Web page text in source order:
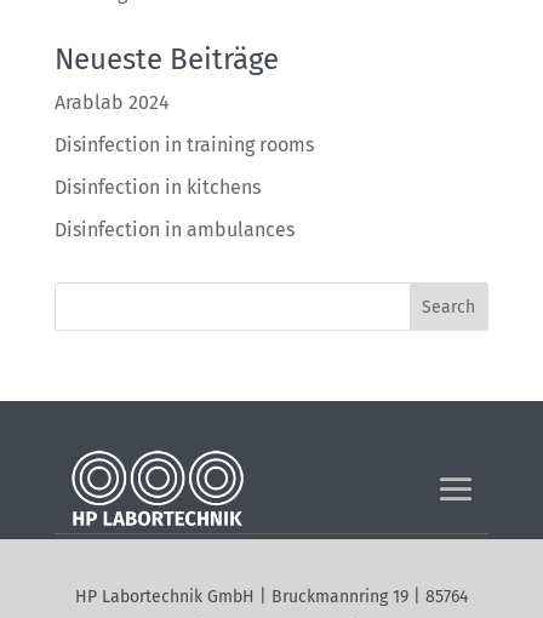
Neueste Beiträge
Arablab 2024
Disinfection in training rooms
Disinfection in kitchens
Disinfection in ambulances
Search
HP Labortechnik GmbH | Bruckmannring 19 | 85764